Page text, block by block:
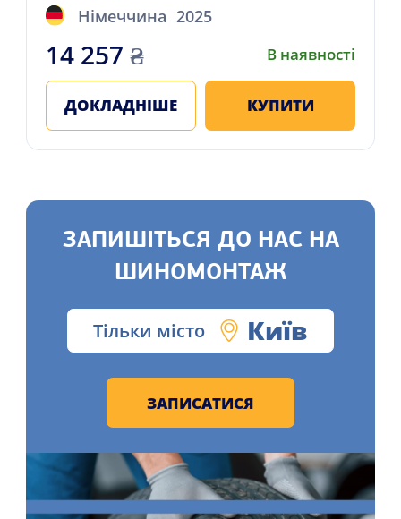
Німеччина 2025
14 257 ₴ В наявності
ДОКЛАДНІШЕ КУПИТИ
ЗАПИШІТЬСЯ ДО НАС НА
ШИНОМОНТАЖ
Тільки місто Київ
ЗАПИСАТИСЯ